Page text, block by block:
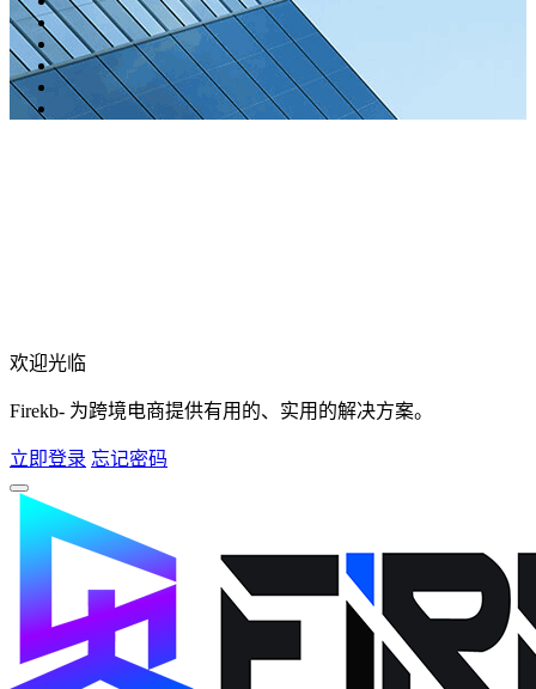
欢迎光临
Firekb- 为跨境电商提供有用的、实用的解决方案。
立即登录 忘记密码